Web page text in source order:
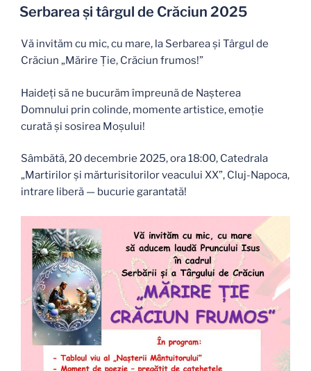
PE
Serbarea și târgul de Crăciun 2025
Vă invităm cu mic, cu mare, la Serbarea și Târgul de
Crăciun „Mărire Ție, Crăciun frumos!”
Haideți să ne bucurăm împreună de Nașterea
Domnului prin colinde, momente artistice, emoție
curată și sosirea Moșului!
Sâmbătă, 20 decembrie 2025, ora 18:00, Catedrala
„Martirilor și mărturisitorilor veacului XX”, Cluj-Napoca,
intrare liberă — bucurie garantată!